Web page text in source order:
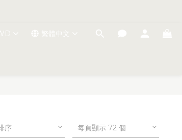
繁體中文
序 每頁顯示 72 個